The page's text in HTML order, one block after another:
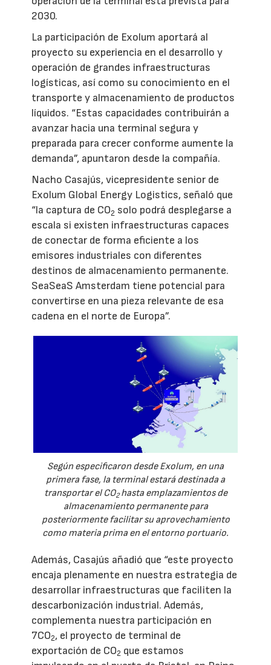
2030.
La participación de Exolum aportará al
proyecto su experiencia en el desarrollo y
operación de grandes infraestructuras
logísticas, así como su conocimiento en el
transporte y almacenamiento de productos
líquidos. “Estas capacidades contribuirán a
avanzar hacia una terminal segura y
preparada para crecer conforme aumente la
demanda”, apuntaron desde la compañía.
Nacho Casajús, vicepresidente senior de
Exolum Global Energy Logistics, señaló que
“la captura de CO2 solo podrá desplegarse a
escala si existen infraestructuras capaces
de conectar de forma eficiente a los
emisores industriales con diferentes
destinos de almacenamiento permanente.
SeaSeaS Amsterdam tiene potencial para
convertirse en una pieza relevante de esa
cadena en el norte de Europa”.
Según especificaron desde Exolum, en una
primera fase, la terminal estará destinada a
transportar el CO2hasta emplazamientos de
almacenamiento permanente para
posteriormente facilitar su aprovechamiento
como materia prima en el entorno portuario.
Además, Casajús añadió que “este proyecto
encaja plenamente en nuestra estrategia de
desarrollar infraestructuras que faciliten la
descarbonización industrial. Además,
complementa nuestra participación en
7CO2, el proyecto de terminal de
exportación de CO2 que estamos